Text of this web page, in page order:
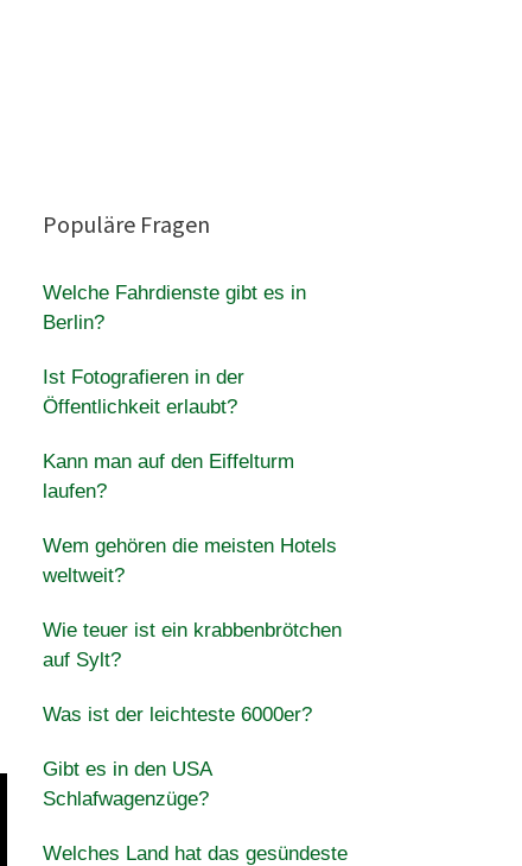
Populäre Fragen
Welche Fahrdienste gibt es in
Berlin?
Ist Fotografieren in der
Öffentlichkeit erlaubt?
Kann man auf den Eiffelturm
laufen?
Wem gehören die meisten Hotels
weltweit?
Wie teuer ist ein krabbenbrötchen
auf Sylt?
Was ist der leichteste 6000er?
Gibt es in den USA
Schlafwagenzüge?
Welches Land hat das gesündeste